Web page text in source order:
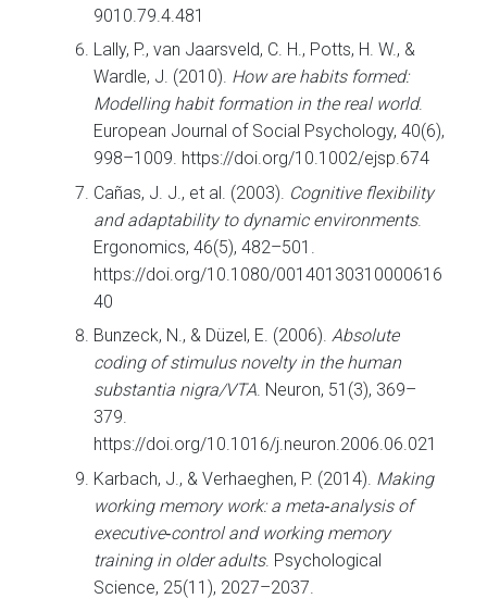
9010.79.4.481
Lally, P., van Jaarsveld, C. H., Potts, H. W., &
Wardle, J. (2010). How are habits formed:
Modelling habit formation in the real world.
European Journal of Social Psychology, 40(6),
998–1009. https://doi.org/10.1002/ejsp.674
Cañas, J. J., et al. (2003). Cognitive flexibility
and adaptability to dynamic environments.
Ergonomics, 46(5), 482–501.
https://doi.org/10.1080/00140130310000616
40
Bunzeck, N., & Düzel, E. (2006).Absolute
coding of stimulus novelty in the human
substantia nigra/VTA. Neuron, 51(3), 369–
379.
https://doi.org/10.1016/j.neuron.2006.06.021
Karbach, J., & Verhaeghen, P. (2014). Making
working memory work: a meta‑analysis of
executive‑control and working memory
training in older adults. Psychological
Science, 25(11), 2027–2037.